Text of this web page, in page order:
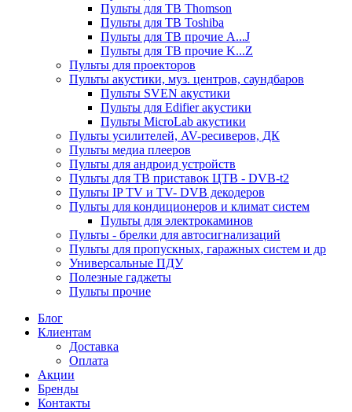
Пульты для ТВ Thomson
Пульты для ТВ Toshiba
Пульты для ТВ прочие A...J
Пульты для ТВ прочие K...Z
Пульты для проекторов
Пульты акустики, муз. центров, саундбаров
Пульты SVEN акустики
Пульты для Edifier акустики
Пульты MicroLab акустики
Пульты усилителей, AV-ресиверов, ДК
Пульты медиа плееров
Пульты для андроид устройств
Пульты для ТВ приставок ЦТВ - DVB-t2
Пульты IP TV и TV- DVB декодеров
Пульты для кондиционеров и климат систем
Пульты для электрокаминов
Пульты - брелки для автосигнализаций
Пульты для пропускных, гаражных систем и др
Универсальные ПДУ
Полезные гаджеты
Пульты прочие
Блог
Клиентам
Доставка
Оплата
Акции
Бренды
Контакты